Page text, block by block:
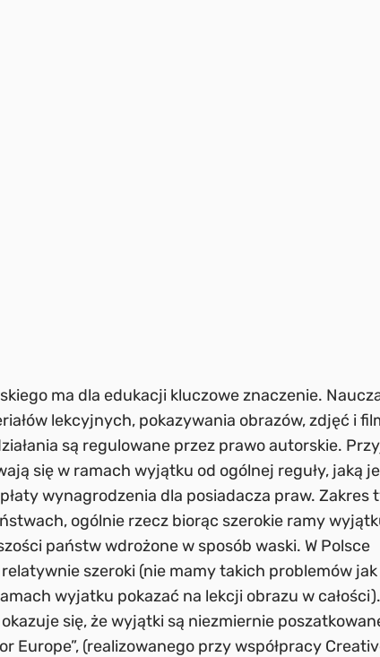
ma dla edukacji kluczowe znaczenie.
lekcyjnych, pokazywania obrazów, zdjęć i
są regulowane przez prawo autorskie.
się w ramach wyjątku od ogólnej reguły, jaką
wynagrodzenia dla posiadacza praw. Zakres
ogólnie rzecz biorąc szerokie ramy
państw wdrożone w sposób waski. W Polsce
szeroki (nie mamy takich problemów jak
wyjatku pokazać na lekcji obrazu w całości).
się, że wyjątki są niezmiernie
Europe”, (realizowanego przy współpracy